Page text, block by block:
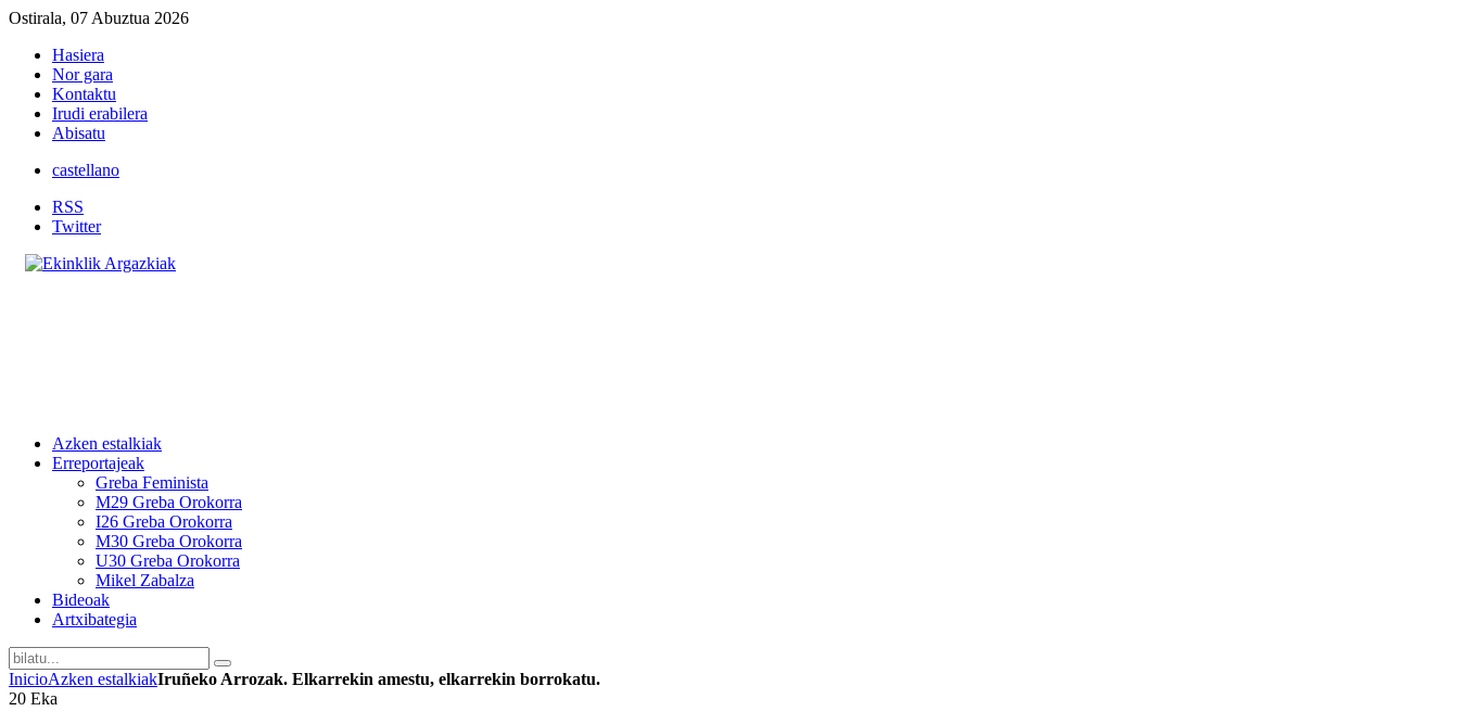
Ostirala, 07 Abuztua 2026
Hasiera
Nor gara
Kontaktu
Irudi erabilera
Abisatu
castellano
RSS
Twitter
Azken estalkiak
Erreportajeak
Greba Feminista
M29 Greba Orokorra
I26 Greba Orokorra
M30 Greba Orokorra
U30 Greba Orokorra
Mikel Zabalza
Bideoak
Artxibategia
InicioAzken estalkiakIruñeko Arrozak. Elkarrekin amestu, elkarrekin borrokatu.
20 Eka